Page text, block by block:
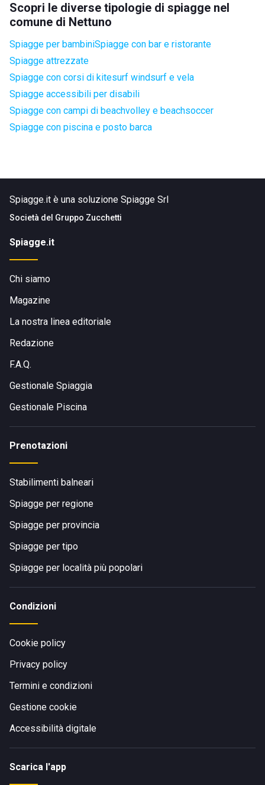
Scopri le diverse tipologie di spiagge nel
comune di Nettuno
Spiagge per bambiniSpiagge con bar e ristorante
Spiagge attrezzate
Spiagge con corsi di kitesurf windsurf e vela
Spiagge accessibili per disabili
Spiagge con campi di beachvolley e beachsoccer
Spiagge con piscina e posto barca
Spiagge.it è una soluzione Spiagge Srl
Società del Gruppo Zucchetti
Spiagge.it
Chi siamo
Magazine
La nostra linea editoriale
Redazione
F.A.Q.
Gestionale Spiaggia
Gestionale Piscina
Prenotazioni
Stabilimenti balneari
Spiagge per regione
Spiagge per provincia
Spiagge per tipo
Spiagge per località più popolari
Condizioni
Cookie policy
Privacy policy
Termini e condizioni
Gestione cookie
Accessibilità digitale
Scarica l'app